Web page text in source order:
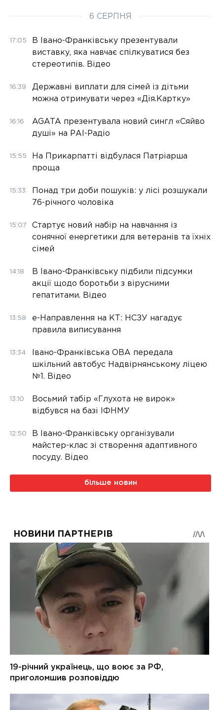
6 СЕРПНЯ
17:05
В Івано-Франківську презентували
виставку, яка навчає спілкуватися без
стереотипів. Відео
16:39
Державні виплати для сімей із дітьми
можна отримувати через «Дія.Картку»
16:16
AGATA презентувала новий сингл «Сяйво
душі» на РАІ-Радіо
15:55
На Прикарпатті відбулася Патріарша
проща
15:33
Понад три доби пошуків: у лісі розшукали
76-річного чоловіка
15:07
Стартує новий набір на навчання із
сонячної енергетики для ветеранів та їхніх
сімей
14:18
В Івано-Франківську підбили підсумки
акції щодо боротьби з вірусними
гепатитами. Відео
13:58
е-Направлення на КТ: НСЗУ нагадує
правила виписування
13:34
Івано-Франківська ОВА передала
шкільний автобус Надвірнянському ліцею
№1. Відео
13:10
Восьмий табір «Глухота не вирок»
відбувся на базі ІФНМУ
12:50
В Івано-Франківську організували
майстер-клас зі створення адаптивного
посуду. Відео
більше новин